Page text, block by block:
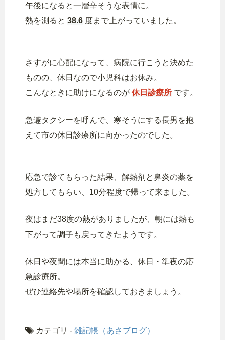
午後になると一層辛そうな表情に。
熱を測ると 38.6 度まで上がっていました。
さすがに心配になって、病院に行こうと決めた
ものの、休日なので小児科はお休み。
こんなときに助けになるのが 休日診療所 です。
急遽タクシーを呼んで、寒そうにする長男を抱
えて市の休日診療所に向かったのでした。
応急で診てもらった結果、解熱剤と鼻炎の薬を
処方してもらい、10分程度で帰って来ました。
夜はまだ38度の熱がありましたが、朝には熱も
下がって調子も戻ってきたようです。
休日や夜間には本当に助かる、休日・準夜の応
急診療所。
ぜひ連絡先や場所を確認しておきましょう。
カテゴリ - 雑記帳（あさブログ）